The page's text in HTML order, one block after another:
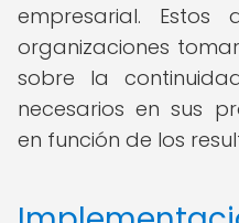
empresarial.
organizaciones
sobre la
necesarios en sus
en función de los